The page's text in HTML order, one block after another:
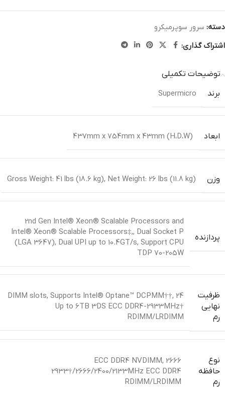
دسته: سرور سوپرمیکرو
اشتراک گذاری:
توضیحات تکمیلی
برند
Supermicro
ابعاد (H،D،W) 437mm x 754mm x 43mm
وزن Gross Weight: 41 lbs (18.6 kg), Net Weight: 26 lbs (11.8 kg)
پردازنده
2nd Gen Intel® Xeon® Scalable Processors and
Intel® Xeon® Scalable Processors‡,, Dual Socket P
(LGA 3647), Dual UPI up to 10.4GT/s, Support CPU
TDP 70-205W
ظرفیت
نهایی
رم
24 DIMM slots
, Supports Intel® Optane™ DCPMM††,
Up to 6TB 3DS ECC DDR4-2933MHz†
RDIMM/LRDIMM
نوع
حافظه
رم
2666 ECC DDR4 NVDIMM
,
2933†/2666/2400/2133MHz ECC DDR4
RDIMM/LRDIMM